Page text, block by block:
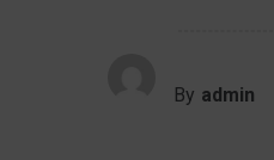
By admin